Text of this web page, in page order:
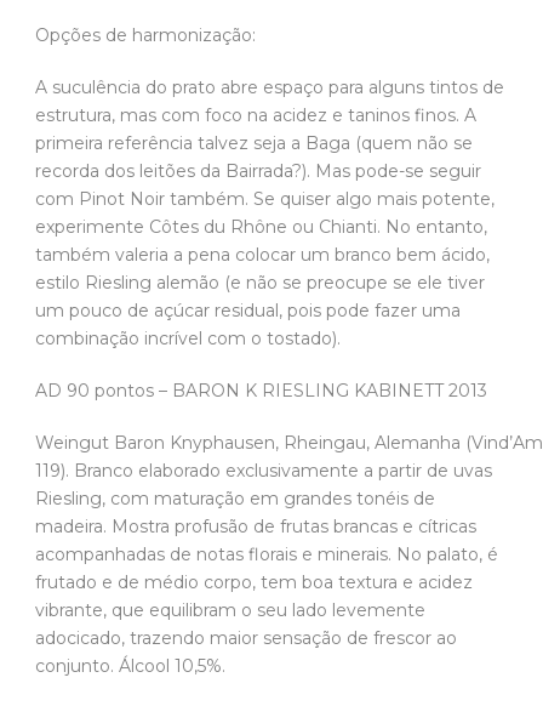
Opções de harmonização:
A suculência do prato abre espaço para alguns tintos de
estrutura, mas com foco na acidez e taninos finos. A
primeira referência talvez seja a Baga (quem não se
recorda dos leitões da Bairrada?). Mas pode-se seguir
com Pinot Noir também. Se quiser algo mais potente,
experimente Côtes du Rhône ou Chianti. No entanto,
também valeria a pena colocar um branco bem ácido,
estilo Riesling alemão (e não se preocupe se ele tiver
um pouco de açúcar residual, pois pode fazer uma
combinação incrível com o tostado).
AD 90 pontos – BARON K RIESLING KABINETT 2013
Weingut Baron Knyphausen, Rheingau, Alemanha
119). Branco elaborado exclusivamente a partir de uvas
Riesling, com maturação em grandes tonéis de
madeira. Mostra profusão de frutas brancas e cítricas
acompanhadas de notas florais e minerais. No palato, é
frutado e de médio corpo, tem boa textura e acidez
vibrante, que equilibram o seu lado levemente
adocicado, trazendo maior sensação de frescor ao
conjunto. Álcool 10,5%.